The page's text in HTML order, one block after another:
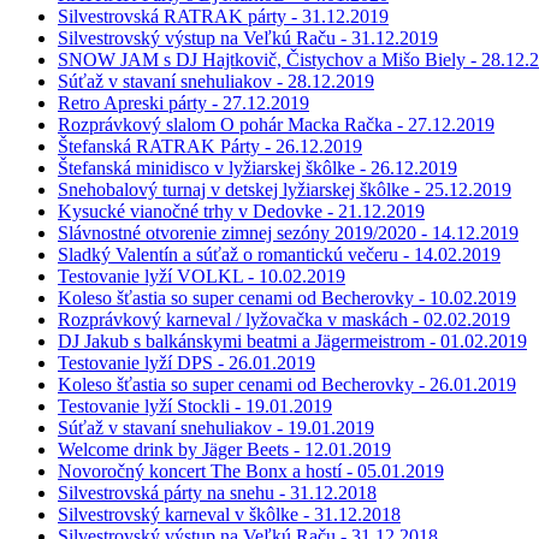
Silvestrovská RATRAK párty - 31.12.2019
Silvestrovský výstup na Veľkú Raču - 31.12.2019
SNOW JAM s DJ Hajtkovič, Čistychov a Mišo Biely -
Súťaž v stavaní snehuliakov - 28.12.2019
Retro Apreski párty - 27.12.2019
Rozprávkový slalom O pohár Macka Račka - 27.12.2019
Štefanská RATRAK Párty - 26.12.2019
Štefanská minidisco v lyžiarskej škôlke - 26.12.2019
Snehobalový turnaj v detskej lyžiarskej škôlke - 25.12.2019
Kysucké vianočné trhy v Dedovke - 21.12.2019
Slávnostné otvorenie zimnej sezóny 2019/2020 - 14.12.2019
Sladký Valentín a súťaž o romantickú večeru - 14.02.2019
Testovanie lyží VOLKL - 10.02.2019
Koleso šťastia so super cenami od Becherovky - 10.02.2019
Rozprávkový karneval / lyžovačka v maskách - 02.02.2019
DJ Jakub s balkánskymi beatmi a Jägermeistrom - 01.02.2019
Testovanie lyží DPS - 26.01.2019
Koleso šťastia so super cenami od Becherovky - 26.01.2019
Testovanie lyží Stockli - 19.01.2019
Súťaž v stavaní snehuliakov - 19.01.2019
Welcome drink by Jäger Beets - 12.01.2019
Novoročný koncert The Bonx a hostí - 05.01.2019
Silvestrovská párty na snehu - 31.12.2018
Silvestrovský karneval v škôlke - 31.12.2018